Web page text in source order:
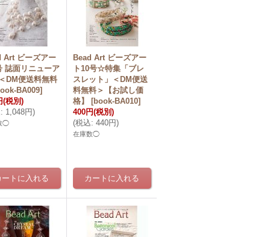
Art ビーズアー
誌面リニューア
DM便送料無料
BA009]
(税別)
: 1,048円)
◯
Bead Art ビーズアー
ト10号☆特集「ブレ
スレット」＜DM便送
料無料＞【お試し価
格】
[book-BA010]
400円(税別)
(税込: 440円)
在庫数◯